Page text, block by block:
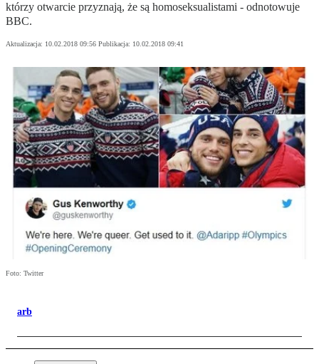
którzy otwarcie przyznają, że są homoseksualistami - odnotowuje
BBC.
Aktualizacja: 10.02.2018 09:56 Publikacja: 10.02.2018 09:41
Foto: Twitter
arb